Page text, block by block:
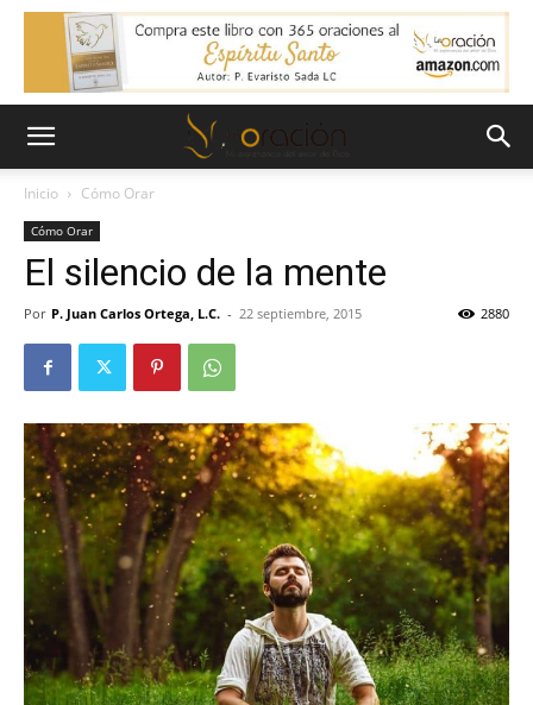
Inicio Cómo Orar
Cómo Orar
El silencio de la mente
Por P. Juan Carlos Ortega, L.C. - 22 septiembre, 2015 2880